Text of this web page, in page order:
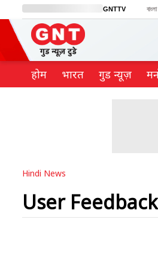
GNTTV বাংলা
BT Bazaar Cosmopolitan
होम भारत गुड न्यूज़
Hindi News
User Feedback